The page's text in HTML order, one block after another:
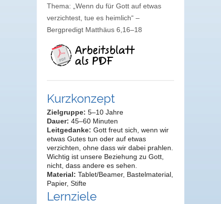
Thema: „Wenn du für Gott auf etwas
verzichtest, tue es heimlich“ –
Bergpredigt Matthäus 6,16–18
Kurzkonzept
Zielgruppe: 5–10 Jahre
Dauer: 45–60 Minuten
Leitgedanke: Gott freut sich, wenn wir
etwas Gutes tun oder auf etwas
verzichten, ohne dass wir dabei prahlen.
Wichtig ist unsere Beziehung zu Gott,
nicht, dass andere es sehen.
Material: Tablet/Beamer, Bastelmaterial,
Papier, Stifte
Lernziele